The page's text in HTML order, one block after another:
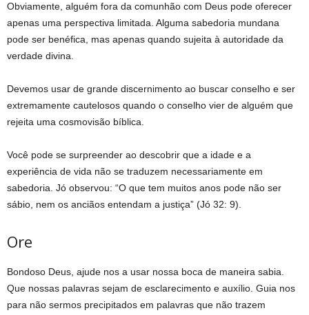
Obviamente, alguém fora da comunhão com Deus pode oferecer
apenas uma perspectiva limitada. Alguma sabedoria mundana
pode ser benéfica, mas apenas quando sujeita à autoridade da
verdade divina.
Devemos usar de grande discernimento ao buscar conselho e ser
extremamente cautelosos quando o conselho vier de alguém que
rejeita uma cosmovisão bíblica.
Você pode se surpreender ao descobrir que a idade e a
experiência de vida não se traduzem necessariamente em
sabedoria. Jó observou: “O que tem muitos anos pode não ser
sábio, nem os anciãos entendam a justiça” (Jó 32: 9).
Ore
Bondoso Deus, ajude nos a usar nossa boca de maneira sabia.
Que nossas palavras sejam de esclarecimento e auxílio. Guia nos
para não sermos precipitados em palavras que não trazem